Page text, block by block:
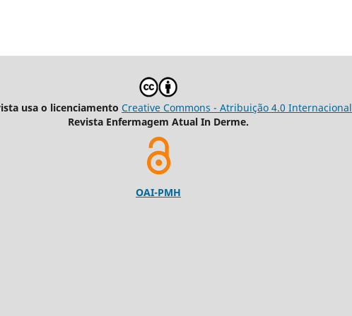
usa o licenciamento Creative Commons - Atribuição 4.0 Internacional
Revista Enfermagem Atual In Derme.
OAI-PMH